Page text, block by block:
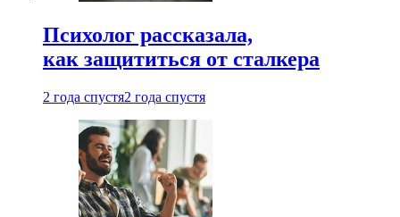
Психолог рассказала,
как защититься от сталкера
2 года спустя2 года спустя